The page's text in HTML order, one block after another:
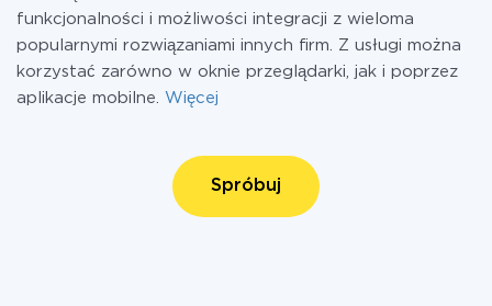
funkcjonalności i możliwości integracji z wieloma
popularnymi rozwiązaniami innych firm. Z usługi można
korzystać zarówno w oknie przeglądarki, jak i poprzez
aplikacje mobilne. Więcej
Spróbuj